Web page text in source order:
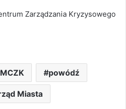
Zarządzania Kryzysowego
MCZK powódź
Miasta